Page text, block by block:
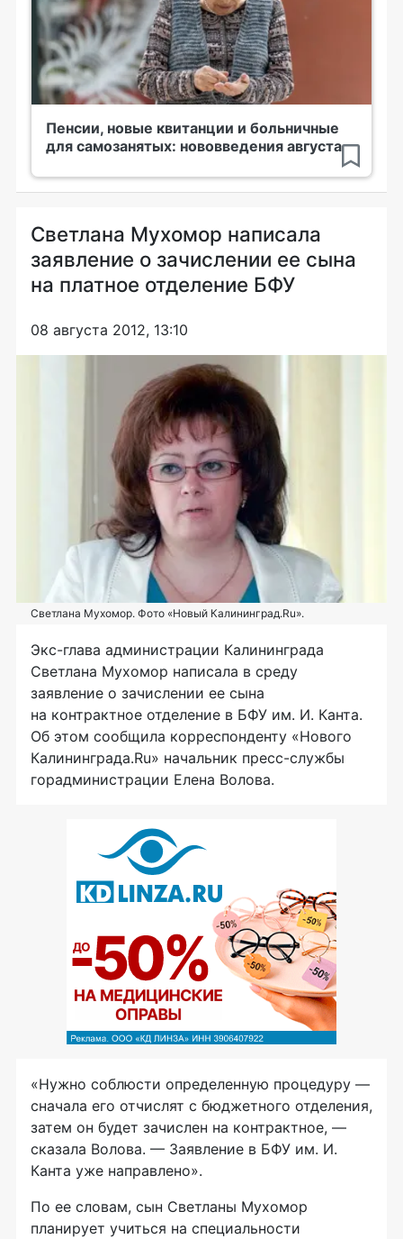
Пенсии, новые квитанции и больничные
для самозанятых: нововведения августа
Светлана Мухомор написала
заявление о зачислении ее сына
на платное отделение БФУ
08 августа 2012, 13:10
Светлана Мухомор. Фото «Новый Калининград.Ru».
Экс-глава администрации Калининграда
Светлана Мухомор написала в среду
заявление о зачислении ее сына
на контрактное отделение в БФУ им. И. Канта.
Об этом сообщила корреспонденту «Нового
Калининграда.Ru» начальник пресс-службы
горадминистрации Елена Волова.
«Нужно соблюсти определенную процедуру —
сначала его отчислят с бюджетного отделения,
затем он будет зачислен на контрактное, —
сказала Волова. — Заявление в БФУ им. И.
Канта уже направлено».
По ее словам, сын Светланы Мухомор
планирует учиться на специальности